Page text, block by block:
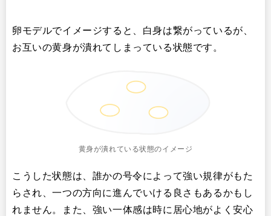
卵モデルでイメージすると、白身は繋がっているが、
お互いの黄身が潰れてしまっている状態です。
黄身が潰れている状態のイメージ
こうした状態は、誰かの号令によって強い規律がもた
らされ、一つの方向に進んでいける良さもあるかもし
れません。また、強い一体感は時に居心地がよく安心